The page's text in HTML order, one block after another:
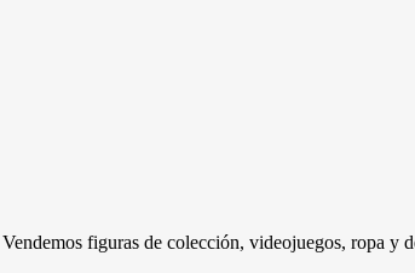
figuras de colección, videojuegos, ropa y